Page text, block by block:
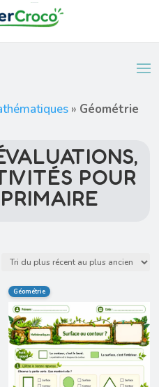
» Géométrie
POUR
Géométrie